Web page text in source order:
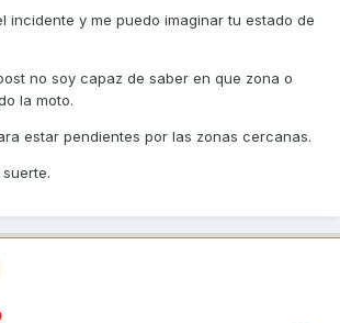
incidente y me puedo imaginar tu estado de
no soy capaz de saber en que zona o
la moto.
estar pendientes por las zonas cercanas.